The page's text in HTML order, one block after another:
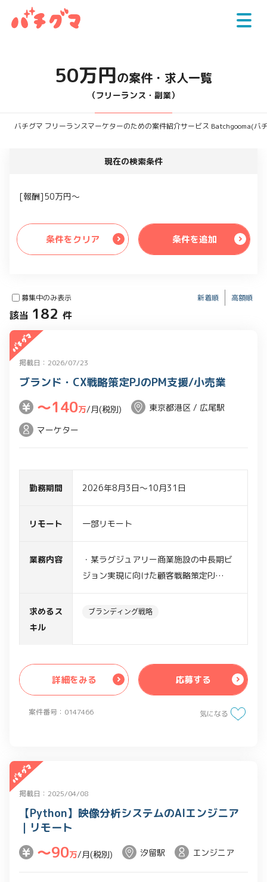
50万円の案件・求人一覧
（フリーランス・副業）
バチグマ フリーランスマーケターのための案件紹介サービス Batchgooma(バ
現在の検索条件
[報酬]50万円～
条件をクリア 条件を追加
該当 182 件
募集中のみ表示 新着順 高額順
掲載日：2026/07/23
案件番号：0147466
ブランド・CX戦略策定PJのPM支援/小売業
〜140万/月(税別)
東京都港区 / 広尾駅
マーケター
勤務期間 2026年8月3日～10月31日
リモート 一部リモート
業務内容
・某ラグジュアリー商業施設の中長期ビ
ジョン実現に向けた顧客戦略策定PJ
具体化
管理などのプロジェクト管理全般業務
・クライアントとのリレーションシップ
・各種会議体（デイリー／週次チェック
・リサーチ／インタビューの対象決定、
求めるス
キル
ブランディング戦略
詳細をみる 応募する
気になる
掲載日：2025/04/08
【Python】映像分析システムのAIエンジニア
｜リモート
〜90万/月(税別) 汐留駅 エンジニア